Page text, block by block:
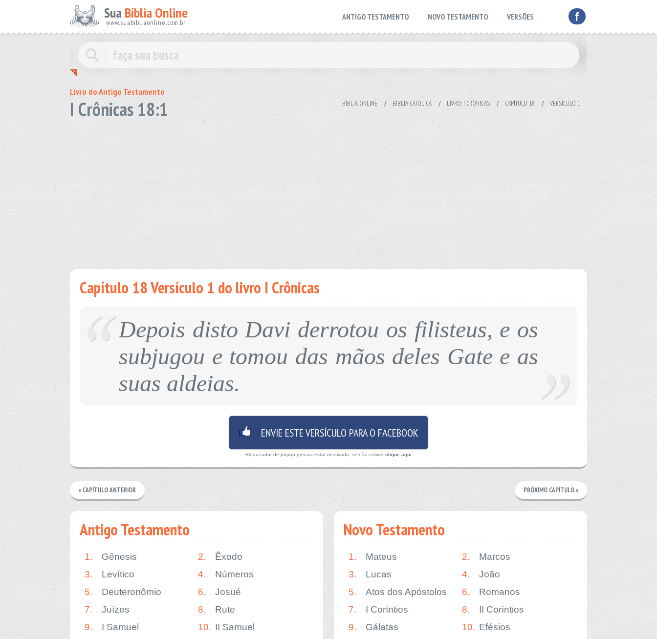
SuaBíblia Online
www.suabibliaonline.com.br f
ANTIGO TESTAMENTO NOVO TESTAMENTO VERSÕES
Livro do Antigo Testamento
I Crônicas 18:1 BÍBLIA ONLINE / BÍBLIA CATÓLICA / LIVRO: I CRÔNICAS / CAPÍTULO 18 / VERSÍCULO 1
Capítulo 18 Versículo 1 do livro I Crônicas
Depois disto Davi derrotou os filisteus, e os
subjugou e tomou das mãos deles Gate e as
suas aldeias.
ENVIE ESTE VERSÍCULO PARA O FACEBOOK
Bloqueador de popup precisa estar destivado, se não estiver clique aqui
« CAPÍTULO ANTERIOR PRÓXIMO CAPÍTULO »
Antigo Testamento
1. Gênesis 2.
Êxodo
3.
Levítico 4.
Números
5.
Deuteronômio 6.
Josué
7.
Juízes 8.
Rute
9.
I Samuel 10. II Samuel
Novo Testamento
1. Mateus 2.
Marcos
3.
Lucas 4.
João
5.
Atos dos Apóstolos 6.
Romanos
7.
I Coríntios 8.
II Coríntios
9.
Gálatas 10. Efésios